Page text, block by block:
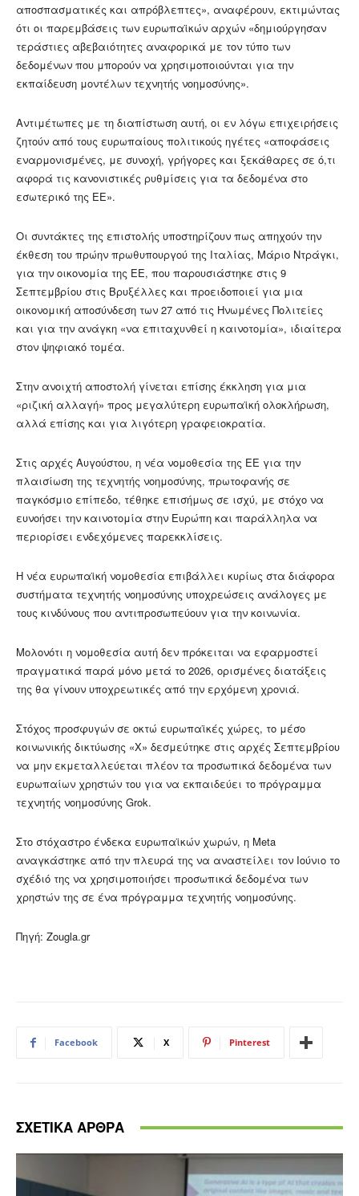
αποσπασματικές και απρόβλεπτες», αναφέρουν, εκτιμώντας
ότι οι παρεμβάσεις των ευρωπαϊκών αρχών «δημιούργησαν
τεράστιες αβεβαιότητες αναφορικά με τον τύπο των
δεδομένων που μπορούν να χρησιμοποιούνται για την
εκπαίδευση μοντέλων τεχνητής νοημοσύνης».
Αντιμέτωπες με τη διαπίστωση αυτή, οι εν λόγω επιχειρήσεις
ζητούν από τους ευρωπαίους πολιτικούς ηγέτες «αποφάσεις
εναρμονισμένες, με συνοχή, γρήγορες και ξεκάθαρες σε ό,τι
αφορά τις κανονιστικές ρυθμίσεις για τα δεδομένα στο
εσωτερικό της ΕΕ».
Οι συντάκτες της επιστολής υποστηρίζουν πως απηχούν την
έκθεση του πρώην πρωθυπουργού της Ιταλίας, Μάριο Ντράγκι,
για την οικονομία της ΕΕ, που παρουσιάστηκε στις 9
Σεπτεμβρίου στις Βρυξέλλες και προειδοποιεί για μια
οικονομική αποσύνδεση των 27 από τις Ηνωμένες Πολιτείες
και για την ανάγκη «να επιταχυνθεί η καινοτομία», ιδιαίτερα
στον ψηφιακό τομέα.
Στην ανοιχτή αποστολή γίνεται επίσης έκκληση για μια
«ριζική αλλαγή» προς μεγαλύτερη ευρωπαϊκή ολοκλήρωση,
αλλά επίσης και για λιγότερη γραφειοκρατία.
Στις αρχές Αυγούστου, η νέα νομοθεσία της ΕΕ για την
πλαισίωση της τεχνητής νοημοσύνης, πρωτοφανής σε
παγκόσμιο επίπεδο, τέθηκε επισήμως σε ισχύ, με στόχο να
ευνοήσει την καινοτομία στην Ευρώπη και παράλληλα να
περιορίσει ενδεχόμενες παρεκκλίσεις.
Η νέα ευρωπαϊκή νομοθεσία επιβάλλει κυρίως στα διάφορα
συστήματα τεχνητής νοημοσύνης υποχρεώσεις ανάλογες με
τους κινδύνους που αντιπροσωπεύουν για την κοινωνία.
Μολονότι η νομοθεσία αυτή δεν πρόκειται να εφαρμοστεί
πραγματικά παρά μόνο μετά το 2026, ορισμένες διατάξεις
της θα γίνουν υποχρεωτικές από την ερχόμενη χρονιά.
Στόχος προσφυγών σε οκτώ ευρωπαϊκές χώρες, το μέσο
κοινωνικής δικτύωσης «X» δεσμεύτηκε στις αρχές Σεπτεμβρίου
να μην εκμεταλλεύεται πλέον τα προσωπικά δεδομένα των
ευρωπαίων χρηστών του για να εκπαιδεύει το πρόγραμμα
τεχνητής νοημοσύνης Grok.
Στο στόχαστρο ένδεκα ευρωπαϊκών χωρών, η Meta
αναγκάστηκε από την πλευρά της να αναστείλει τον Ιούνιο το
σχέδιό της να χρησιμοποιήσει προσωπικά δεδομένα των
χρηστών της σε ένα πρόγραμμα τεχνητής νοημοσύνης.
Πηγή: Zougla.gr
Facebook X Pinterest
ΣΧΕΤΙΚΑ ΑΡΘΡΑ